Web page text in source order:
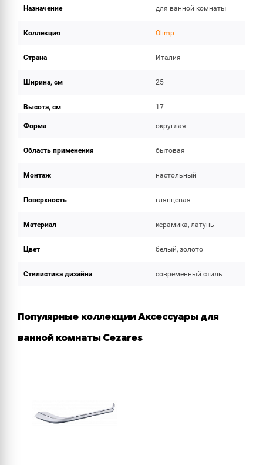
Назначение для ванной комнаты
Коллекция Olimp
Страна Италия
Ширина, см 25
Высота, см 17
Форма округлая
Область применения бытовая
Монтаж настольный
Поверхность глянцевая
Материал керамика, латунь
Цвет белый, золото
Стилистика дизайна современный стиль
Популярные коллекции Аксессуары для
ванной комнаты Cezares